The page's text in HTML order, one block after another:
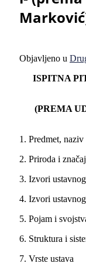
Objavljeno u
ISPITNA
(PREMA
1. Predmet,
2. Priroda i
3. Izvori
4. Izvori
5. Pojam i
6. Struktura i
7. Vrste ustava